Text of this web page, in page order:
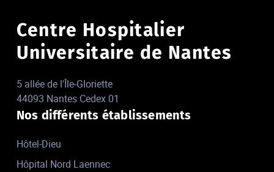
Centre Hospitalier
Universitaire de Nantes
5 allée de l'Île-Gloriette
44093 Nantes Cedex 01
Nos différents établissements
Hôtel-Dieu
Hôpital Nord Laennec